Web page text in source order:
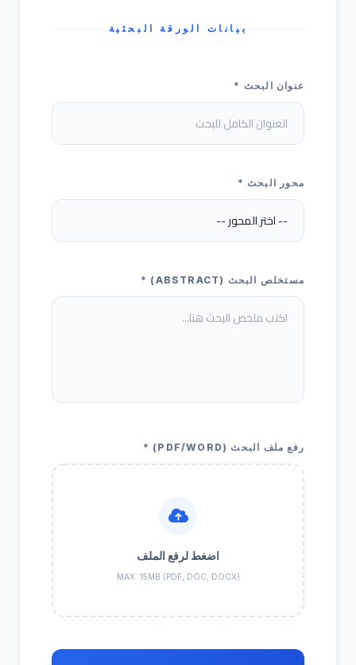
بيانات الورقة البحثية
عنوان البحث *
محور البحث *
مستخلص البحث (ABSTRACT) *
رفع ملف البحث (PDF/WORD) *
اضغط لرفع الملف
MAX: 15MB (PDF, DOC, DOCX)